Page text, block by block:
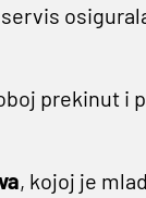
prekinut i
, kojoj je